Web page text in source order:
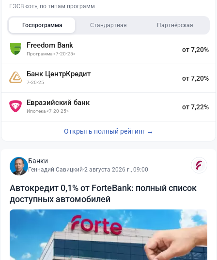
ГЭСВ «от», по типам программ
Госпрограмма Стандартная Партнёрская
Freedom Bank
Программа «7-20-25»
от 7,20%
Банк ЦентрКредит
7-20-25
от 7,20%
Евразийский банк
Ипотека «7-20-25»
от 7,22%
Открыть полный рейтинг →
Банки
Геннадий Савицкий·2 августа 2026 г., 09:00
Автокредит 0,1% от ForteBank: полный список
доступных автомобилей